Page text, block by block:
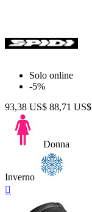
Solo online
-5%
93,38 US$ 88,71 US$
Donna
Inverno
